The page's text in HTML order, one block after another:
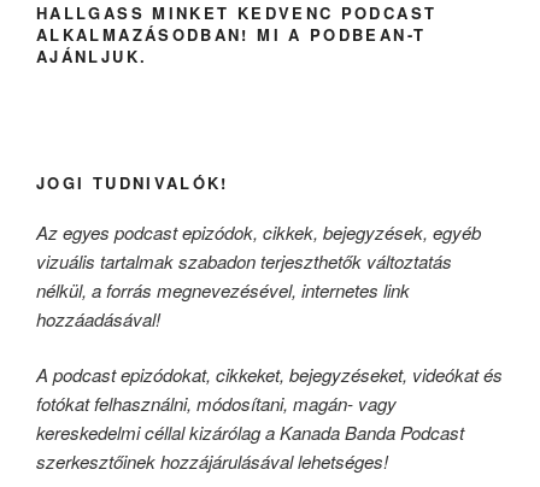
HALLGASS MINKET KEDVENC PODCAST
ALKALMAZÁSODBAN! MI A PODBEAN-T
AJÁNLJUK.
JOGI TUDNIVALÓK!
Az egyes podcast epizódok, cikkek, bejegyzések, egyéb
vizuális tartalmak szabadon terjeszthetők változtatás
nélkül, a forrás megnevezésével, internetes link
hozzáadásával!
A podcast epizódokat, cikkeket, bejegyzéseket, videókat és
fotókat felhasználni, módosítani, magán- vagy
kereskedelmi céllal kizárólag a Kanada Banda Podcast
szerkesztőinek hozzájárulásával lehetséges!